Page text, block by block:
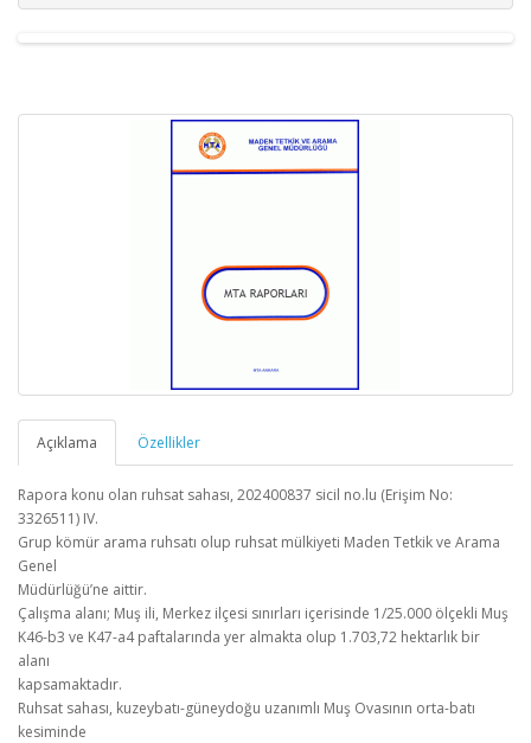
Açıklama Özellikler
Rapora konu olan ruhsat sahası, 202400837 sicil no.lu (Erişim No:
3326511) IV.
Grup kömür arama ruhsatı olup ruhsat mülkiyeti Maden Tetkik ve Arama
Genel
Müdürlüğü’ne aittir.
Çalışma alanı; Muş ili, Merkez ilçesi sınırları içerisinde 1/25.000 ölçekli Muş
K46-b3 ve K47-a4 paftalarında yer almakta olup 1.703,72 hektarlık bir
alanı
kapsamaktadır.
Ruhsat sahası, kuzeybatı-güneydoğu uzanımlı Muş Ovasının orta-batı
kesiminde